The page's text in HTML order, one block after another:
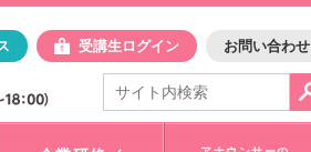
アスク
受講生ログイン お問い合わせ
電話で問合せ：
03-3401-1010